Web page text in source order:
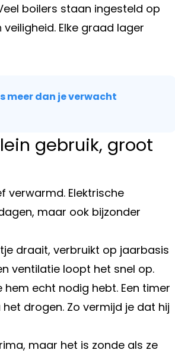
boilers staan ingesteld op
Elke graad lager
meer dan je verwacht
gebruik, groot
verwarmd. Elektrische
maar ook bijzonder
draait, verbruikt op jaarbasis
ventilatie loopt het snel op.
echt nodig hebt. Een timer
drogen. Zo vermijd je dat hij
maar het is zonde als ze